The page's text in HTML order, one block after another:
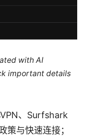
with AI
important details
、Surfshark
策与快速连接；